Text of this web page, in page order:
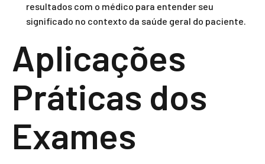
resultados com o médico para entender seu
significado no contexto da saúde geral do paciente.
Aplicações
Práticas dos
Exames